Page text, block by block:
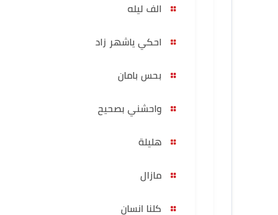
الف ليله
احكي ياشهر زاد
بحس بامان
واحشني بصحيح
هليلة
مازال
كلنا انسان